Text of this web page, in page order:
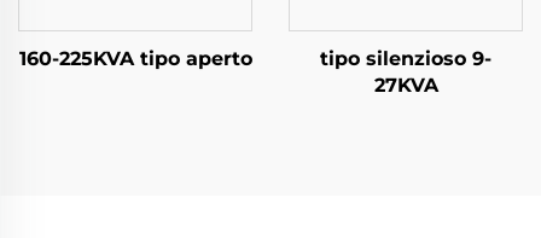
160-225KVA tipo aperto
tipo silenzioso 9-
27KVA